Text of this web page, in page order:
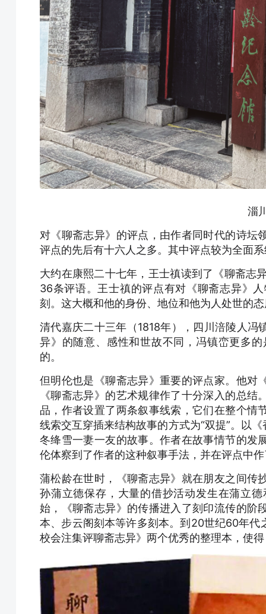
淄
对《聊斋志异》的评点，由作者同时代的诗坛
评点的先后有十六人之多。其中评点较为全面
大约在康熙二十七年，王士禛读到了《聊斋志
36条评语。王士禛的评点有对《聊斋志异》
刻。这大概和他的身份、地位和他为人处世的
清代嘉庆二十三年（1818年），四川涪陵人
异》的随意、感性和世故不同，冯镇峦更多
的。
但明伦也是《聊斋志异》重要的评点家。他对
《聊斋志异》的艺术规律作了十分深入的总
品，作者设置了两条叙事线索，它们在整个情
线索交互穿插来结构故事的方式为“双提”。以
冬绛雪一妻一友的故事。作者在故事情节的发
伦体察到了作者的这种叙事手法，并在评点中
蒲松龄在世时，《聊斋志异》就在朋友之间传
孙蒲立德保存，大量的借抄活动发生在蒲立
始，《聊斋志异》的传播进入了刻印流传的阶
本、步云阁刻本等许多刻本。到20世纪60年
校会注集评聊斋志异》两个优秀的整理本，使